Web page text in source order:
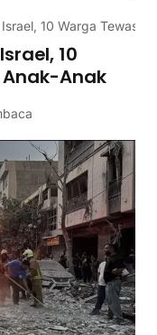
10 Warga Tewas
10
Anak